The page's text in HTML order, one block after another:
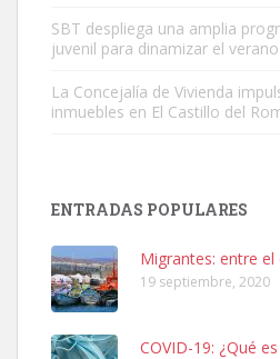
Leales.org » Gran Canaria
SBT despliega una amplia
juvenil para dinamizar el verano
La Concejalía de Vivienda
inmuebles en El Castillo del
ENTRADAS POPULARES
Migrantes: entre
19 septiembre, 2020
COVID-19: ¿Qué